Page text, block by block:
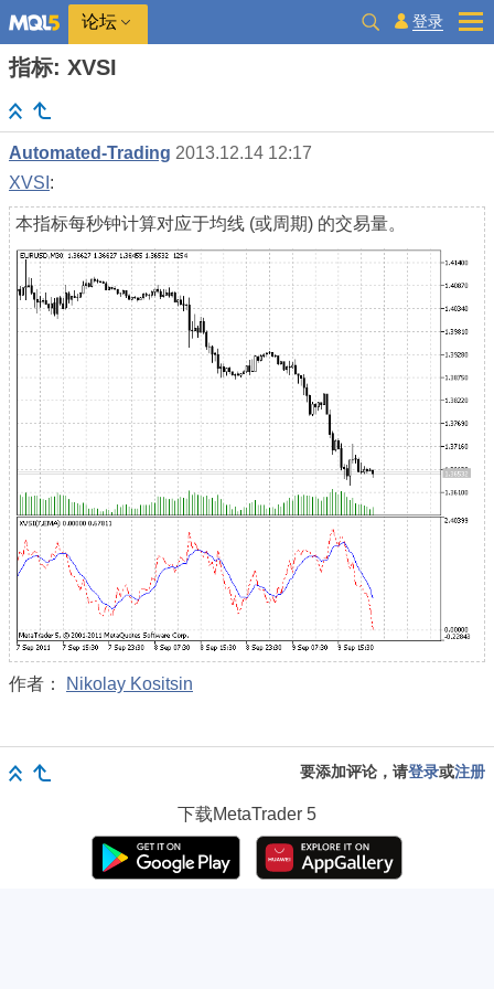
论坛 登录
指标: XVSI
Automated-Trading 2013.12.14 12:17
XVSI :
本指标每秒钟计算对应于均线 (或周期) 的交易量。
作者： Nikolay Kositsin
要添加评论，请登录或注册
下载MetaTrader 5